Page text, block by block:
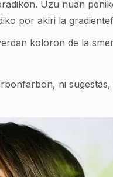
Uzu nuan
por akiri la
koloron de la
ni